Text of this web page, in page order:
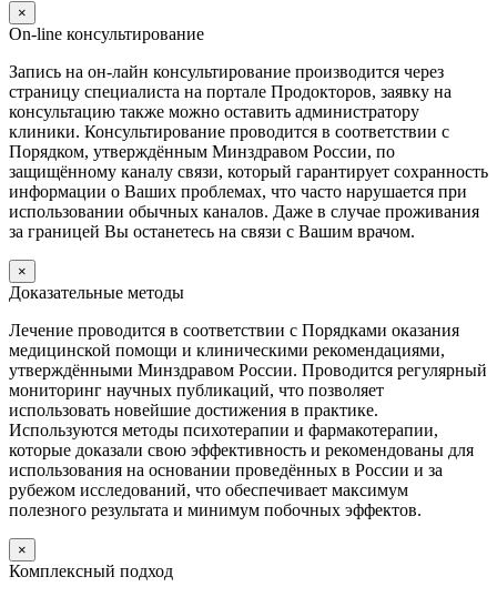
×
On-line консультирование
Запись на он-лайн консультирование производится через
страницу специалиста на портале Продокторов, заявку на
консультацию также можно оставить администратору
клиники. Консультирование проводится в соответствии с
Порядком, утверждённым Минздравом России, по
защищённому каналу связи, который гарантирует сохранность
информации о Ваших проблемах, что часто нарушается при
использовании обычных каналов. Даже в случае проживания
за границей Вы останетесь на связи с Вашим врачом.
×
Доказательные методы
Лечение проводится в соответствии с Порядками оказания
медицинской помощи и клиническими рекомендациями,
утверждёнными Минздравом России. Проводится регулярный
мониторинг научных публикаций, что позволяет
использовать новейшие достижения в практике.
Используются методы психотерапии и фармакотерапии,
которые доказали свою эффективность и рекомендованы для
использования на основании проведённых в России и за
рубежом исследований, что обеспечивает максимум
полезного результата и минимум побочных эффектов.
×
Комплексный подход